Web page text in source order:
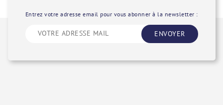
Entrez votre adresse email pour vous abonner à la newsletter :
ENVOYER